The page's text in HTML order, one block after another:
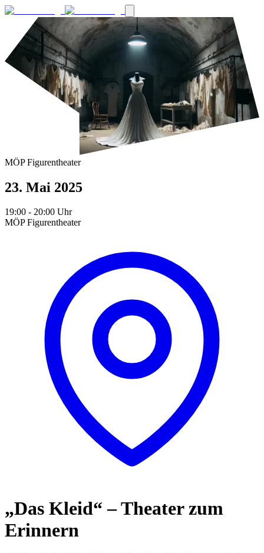
MÖP Figurentheater
23. Mai 2025
19:00 - 20:00 Uhr
MÖP Figurentheater
„Das Kleid“ – Theater zum
Erinnern